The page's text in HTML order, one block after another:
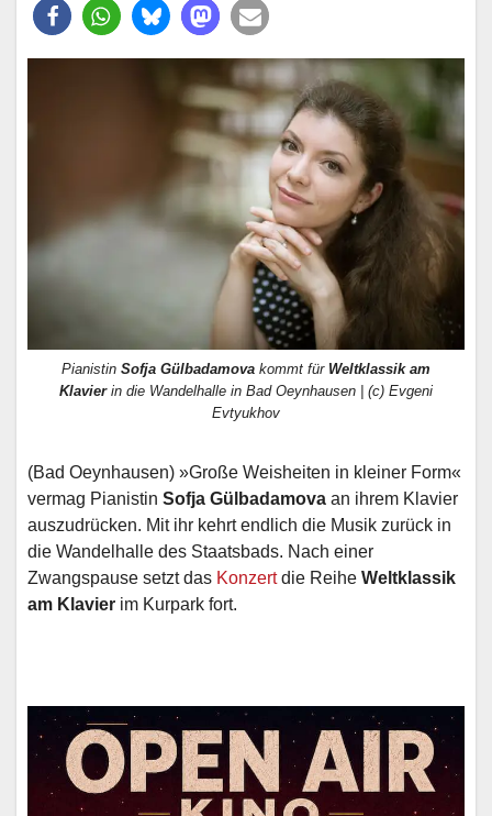
Pianistin Sofja Gülbadamova kommt für Weltklassik am
Klavierin die Wandelhalle in Bad Oeynhausen | (c) Evgeni
Evtyukhov
(Bad Oeynhausen) »Große Weisheiten in kleiner Form«
vermag Pianistin Sofja Gülbadamova an ihrem Klavier
auszudrücken. Mit ihr kehrt endlich die Musik zurück in
die Wandelhalle des Staatsbads. Nach einer
Zwangspause setzt das Konzertdie Reihe Weltklassik
am Klavier im Kurpark fort.